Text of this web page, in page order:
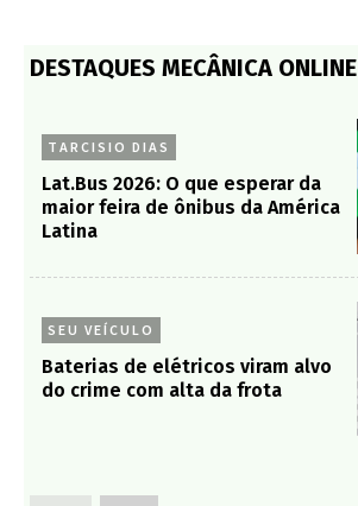
DESTAQUES MECÂNICA ONLINE
TARCISIO DIAS
Lat.Bus 2026: O que esperar da
maior feira de ônibus da América
Latina
SEU VEÍCULO
Baterias de elétricos viram alvo
do crime com alta da frota